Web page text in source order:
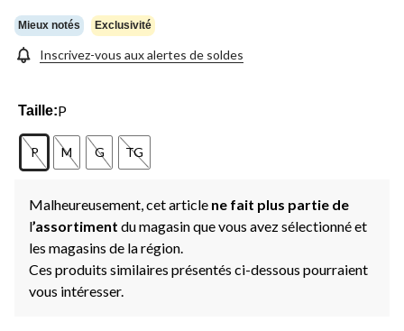
Mieux notés Exclusivité
Inscrivez-vous aux alertes de soldes
Taille:P
P M G TG
Malheureusement, cet article ne fait plus partie de
l’assortiment du magasin que vous avez sélectionné et
les magasins de la région.
Ces produits similaires présentés ci-dessous pourraient
vous intéresser.